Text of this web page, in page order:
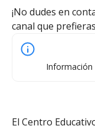
¡No dudes en
canal que
Información
El Centro